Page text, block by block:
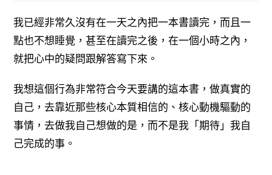
我已經非常久沒有在一天之內把一本書讀完，而且一
點也不想睡覺，甚至在讀完之後，在一個小時之內，
就把心中的疑問跟解答寫下來。
我想這個行為非常符合今天要講的這本書，做真實的
自己，去靠近那些核心本質相信的、核心動機驅動的
事情，去做我自己想做的是，而不是我「期待」我自
己完成的事。